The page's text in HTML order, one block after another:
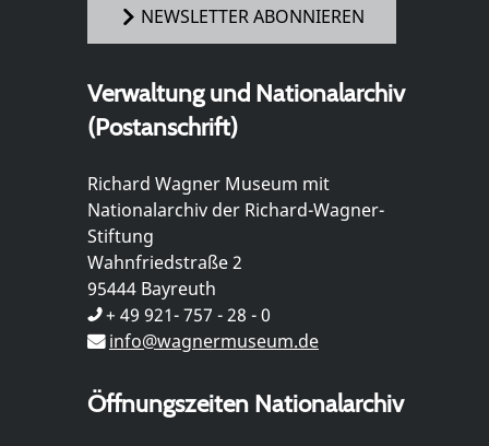
NEWSLETTER ABONNIEREN
Verwaltung und Nationalarchiv
(Postanschrift)
Richard Wagner Museum mit
Nationalarchiv der Richard-Wagner-
Stiftung
Wahnfriedstraße 2
95444 Bayreuth
+ 49 921- 757 - 28 - 0
info@wagnermuseum.de
Öffnungszeiten Nationalarchiv